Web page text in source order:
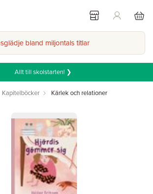
bland miljontals titlar
Allt till skolstarten! ❯
Kapitelböcker Kärlek och relationer